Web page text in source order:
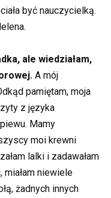
być nauczycielką.
ale wiedziałam,
A mój
pamiętam, moja
z języka
Mamy
moi krewni
lalki i zadawałam
miałam niewiele
żadnych innych